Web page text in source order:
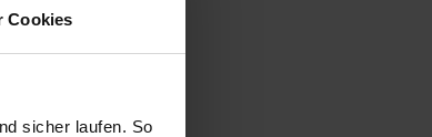
Cookies
sicher laufen. So